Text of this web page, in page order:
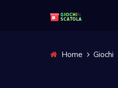
Home Giochi